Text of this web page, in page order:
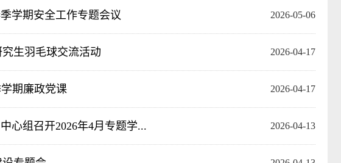
学期安全工作专题会议 2026-05-06
生羽毛球交流活动 2026-04-17
期廉政党课 2026-04-17
心组召开2026年4月专题学... 2026-04-13